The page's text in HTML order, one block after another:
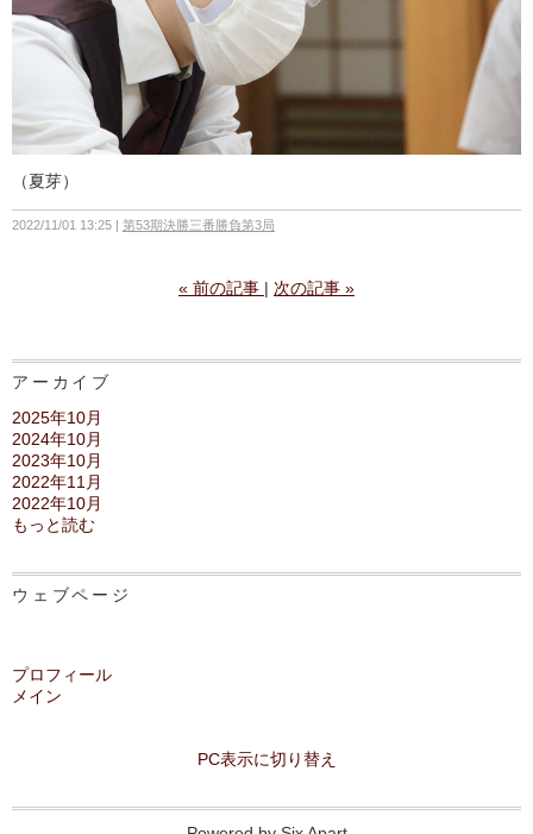
（夏芽）
2022/11/01 13:25 第53期決勝三番勝負第3局
« 前の記事 次の記事 »
アーカイブ
2025年10月
2024年10月
2023年10月
2022年11月
2022年10月
もっと読む
ウェブページ
プロフィール
メイン
PC表示に切り替え